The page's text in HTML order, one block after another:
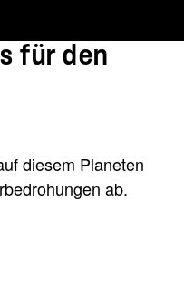
für den
diesem Planeten
ab.